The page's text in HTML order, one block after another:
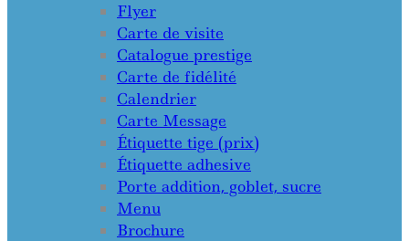
Flyer
Carte de visite
Catalogue prestige
Carte de fidélité
Calendrier
Carte Message
Étiquette tige (prix)
Étiquette adhesive
Porte addition, goblet, sucre
Menu
Brochure